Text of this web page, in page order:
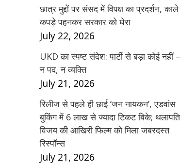
छात्र मुद्दों पर संसद में विपक्ष का प्रदर्शन, काले
कपड़े पहनकर सरकार को घेरा
July 22, 2026
UKD का स्पष्ट संदेश: पार्टी से बड़ा कोई नहीं –
न पद, न व्यक्ति
July 21, 2026
रिलीज से पहले ही छाई ‘जन नायकन’, एडवांस
बुकिंग में 6 लाख से ज्यादा टिकट बिके; थलापति
विजय की आखिरी फिल्म को मिला जबरदस्त
रिस्पॉन्स
July 21, 2026